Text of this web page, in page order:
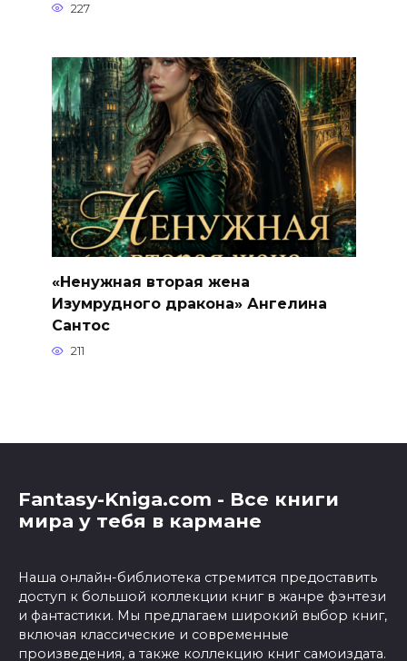
227
«Ненужная вторая жена
Изумрудного дракона» Ангелина
Сантос
211
Fantasy-Kniga.com - Все книги
мира у тебя в кармане
Наша онлайн-библиотека стремится предоставить
доступ к большой коллекции книг в жанре фэнтези
и фантастики. Мы предлагаем широкий выбор книг,
включая классические и современные
произведения, а также коллекцию книг самоиздата.